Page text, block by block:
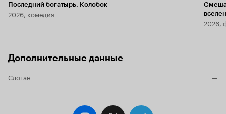
Последний богатырь. Колобок
2026, комедия
2026,
Дополнительные данные
Слоган —